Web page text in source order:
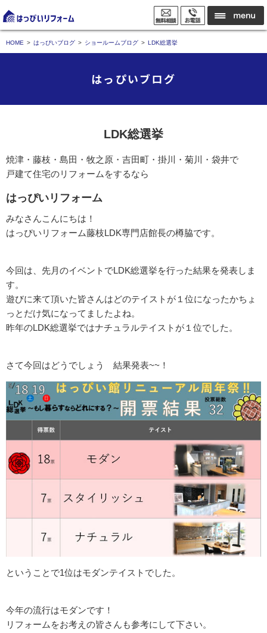
HOME はっぴいブログ ショールームブログ LDK総選挙
はっぴいブログ
LDK総選挙
焼津・藤枝・島田・牧之原・吉田町・掛川・菊川・袋井で
戸建て住宅のリフォームをするなら
はっぴいリフォーム
みなさんこんにちは！
はっぴいリフォーム藤枝LDK専門店館長の樽脇です。
今回は、先月のイベントでLDK総選挙を行った結果を発表しま
す。
遊びに来て頂いた皆さんはどのテイストが１位になったかちょ
っとだけ気になってましたよね。
昨年のLDK総選挙ではナチュラルテイストが１位でした。
さて今回はどうでしょう 結果発表~~！
ということで1位はモダンテイストでした。
今年の流行はモダンです！
リフォームをお考えの皆さんも参考にして下さい。